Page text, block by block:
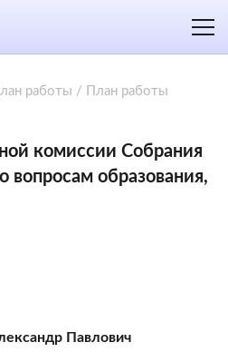
работы / План работы
комиссии Собрания
вопросам образования,
Павлович